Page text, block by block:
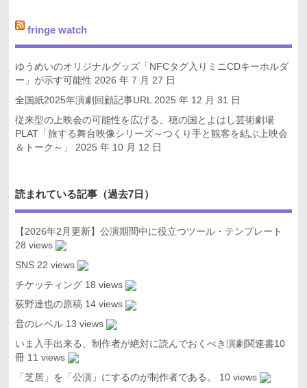
fringe watch
ゆうめいのオリジナルグッズ「NFCタグ入りミニCDキーホルダ
ー」が示す可能性 2026 年 7 月 27 日
全国紙2025年演劇回顧記事URL 2025 年 12 月 31 日
従来型の上映会の可能性を広げる、穂の国とよはし芸術劇場
PLAT「旅する舞台映像シリーズ～つくり手と観客を結ぶ上映会
＆トーク～」
2025 年 10 月 12 日
読まれている記事（過去7日）
【2026年2月更新】公演期間中に役立つツール・テンプレート
28 views
SNS 22 views
チケッティング 18 views
荻野達也の原稿 14 views
音のレベル 13 views
いま入手出来る、制作者が絶対に読んでおくべき演劇関連書10
冊 11 views
「芝居」を「公演」にするのが制作者である。
10 views